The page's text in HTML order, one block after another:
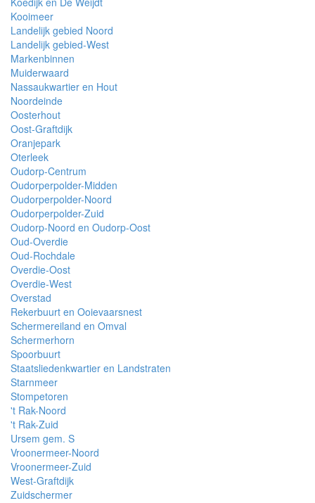
Kooimeer
Landelijk gebied Noord
Landelijk gebied-West
Markenbinnen
Muiderwaard
Nassaukwartier en Hout
Noordeinde
Oosterhout
Oost-Graftdijk
Oranjepark
Oterleek
Oudorp-Centrum
Oudorperpolder-Midden
Oudorperpolder-Noord
Oudorperpolder-Zuid
Oudorp-Noord en Oudorp-Oost
Oud-Overdie
Oud-Rochdale
Overdie-Oost
Overdie-West
Overstad
Rekerbuurt en Ooievaarsnest
Schermereiland en Omval
Schermerhorn
Spoorbuurt
Staatsliedenkwartier en Landstraten
Starnmeer
Stompetoren
't Rak-Noord
't Rak-Zuid
Ursem gem. S
Vroonermeer-Noord
Vroonermeer-Zuid
West-Graftdijk
Zuidschermer